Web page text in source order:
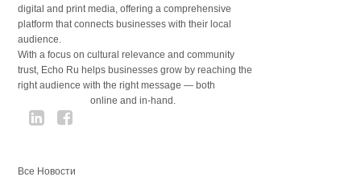
digital and print media, offering a comprehensive
platform that connects businesses with their local
audience.
With a focus on cultural relevance and community
trust, Echo Ru helps businesses grow by reaching the
right audience with the right message — both
online and in-hand.
Все Новости